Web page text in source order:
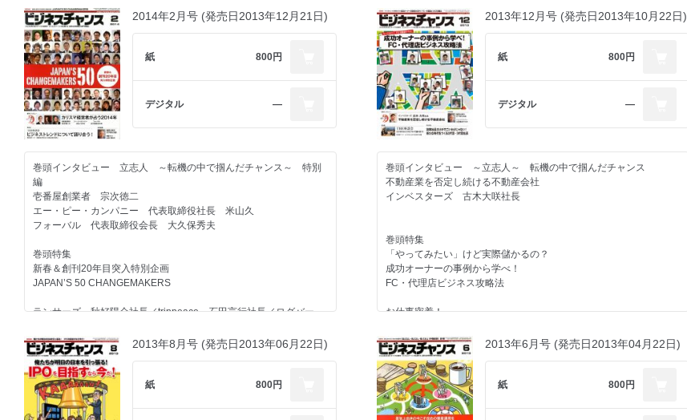
2014年2月号 (発売日2013年12月21日)
紙 800円
デジタル ―
巻頭インタビュー 立志人 ～転機の中で掴んだチャンス～ 特別
編
壱番屋創業者 宗次徳二
エー・ピー・カンパニー 代表取締役社長 米山久
フォーバル 代表取締役会長 大久保秀夫
巻頭特集
新春＆創刊20年目突入特別企画
JAPAN’S 50 CHANGEMAKERS
ランサーズ 秋好陽介社長／trippeace 石田言行社長／ログバー
ョンズ 中川智尚社長／gamba 森田昌広社長／ユーノート 小出
悠人社長／ジースポート 黒田篤社長／キャリアウーマン 菊池有
樹恵社長／物語TV 三浦和広社長／リアルワールド 菊池誠晃社長
／クラシコ 大和新社長／レイコップ・ジャパン LEE SUNGJIN社
長／オーマイグラス 清川忠康社長／ラクスル 松本恭攝社長／B-
size 八木啓太社長／ゴッサム 西山祐介社長／テラモーターズ
2013年12月号 (発売日2013年10月22日)
紙 800円
デジタル ―
巻頭インタビュー ～立志人～ 転機の中で掴んだチャンス
不動産業を否定し続ける不動産会社
インベスターズ 古木大咲社長
巻頭特集
「やってみたい」けど実際儲かるの？
成功オーナーの事例から学べ！
FC・代理店ビジネス攻略法
お仕事密着！
／デザイン・プリント(ぷりんと博士)／デイサービス(樹楽)／学習塾
(スクールIE・英会話のウィンビー・Kids Duo)／ハウスクリーニン
グ(モリサービス)／宅配水(クリクラ)
加盟オーナーさんに聞きました！
愛商物流 オーナー座談会
2013年8月号 (発売日2013年06月22日)
紙 800円
2013年6月号 (発売日2013年04月22日)
紙 800円